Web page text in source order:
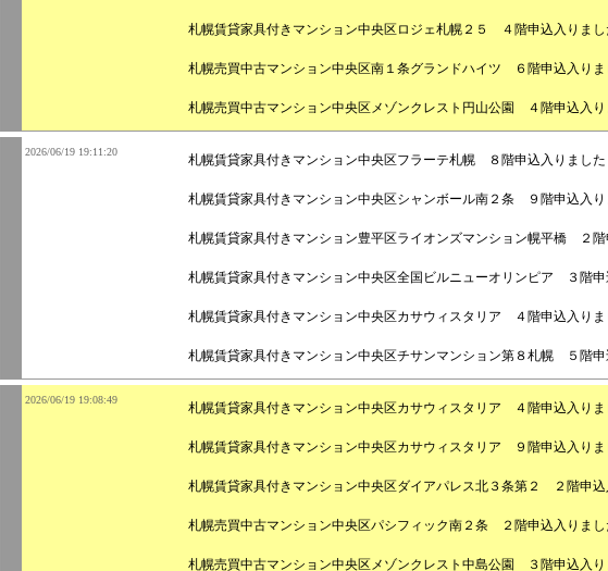
札幌賃貸家具付きマンション中央区ロジェ札幌２５ ４階申込入りまし
札幌売買中古マンション中央区南１条グランドハイツ ６階申込入りま
札幌売買中古マンション中央区メゾンクレスト円山公園 ４階申込入り
2026/06/19 19:11:20
札幌賃貸家具付きマンション中央区フラーテ札幌 ８階申込入りました
札幌賃貸家具付きマンション中央区シャンボール南２条 ９階申込入り
札幌賃貸家具付きマンション豊平区ライオンズマンション幌平橋 ２階
札幌賃貸家具付きマンション中央区全国ビルニューオリンピア ３階申
札幌賃貸家具付きマンション中央区カサウィスタリア ４階申込入りま
札幌賃貸家具付きマンション中央区チサンマンション第８札幌 ５階申
2026/06/19 19:08:49
札幌賃貸家具付きマンション中央区カサウィスタリア ４階申込入りま
札幌賃貸家具付きマンション中央区カサウィスタリア ９階申込入りま
札幌賃貸家具付きマンション中央区ダイアパレス北３条第２ ２階申込
札幌売買中古マンション中央区パシフィック南２条 ２階申込入りまし
札幌売買中古マンション中央区メゾンクレスト中島公園 ３階申込入り